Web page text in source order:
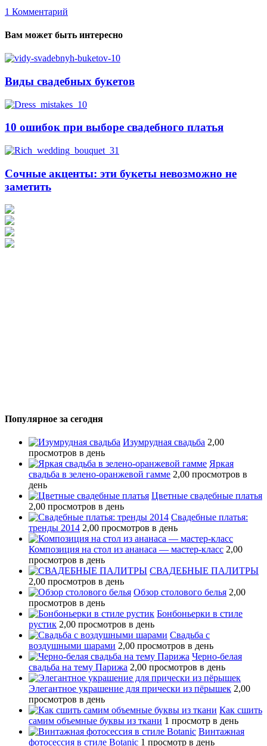
1 Комментарий
Вам может быть интересно
Виды свадебных букетов
10 ошибок при выборе свадебного платья
Сочные акценты: эти букеты невозможно не
заметить
Популярное за сегодня
Изумрудная свадьба 2,00
просмотров в день
Яркая
свадьба в зелено-оранжевой гамме 2,00 просмотров в
день
Цветные свадебные платья
2,00 просмотров в день
Свадебные платья:
тренды 2014 2,00 просмотров в день
Композиция на стол из ананаса — мастер-класс 2,00
просмотров в день
СВАДЕБНЫЕ ПАЛИТРЫ
2,00 просмотров в день
Обзор столового белья 2,00
просмотров в день
Бонбоньерки в стиле
рустик 2,00 просмотров в день
Свадьба с
воздушными шарами 2,00 просмотров в день
Черно-белая
свадьба на тему Парижа 2,00 просмотров в день
Элегантное украшение для прически из пёрышек 2,00
просмотров в день
Как сшить
самим объемные буквы из ткани 1 просмотр в день
Винтажная
фотосессия в стиле Botanic 1 просмотр в день